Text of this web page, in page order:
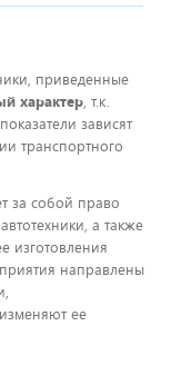
приведенные
характер, т.к.
зависят
транспортного
за собой право
а также
изготовления
направлены
ее